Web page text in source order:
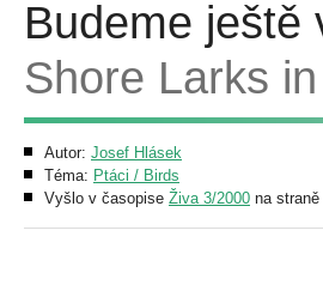
Budeme ještě
Shore Larks
Autor: Josef Hlásek
Téma: Ptáci / Birds
Vyšlo v časopise Živa 3/2000 na straně